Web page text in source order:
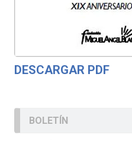
DESCARGAR PDF
BOLETÍN